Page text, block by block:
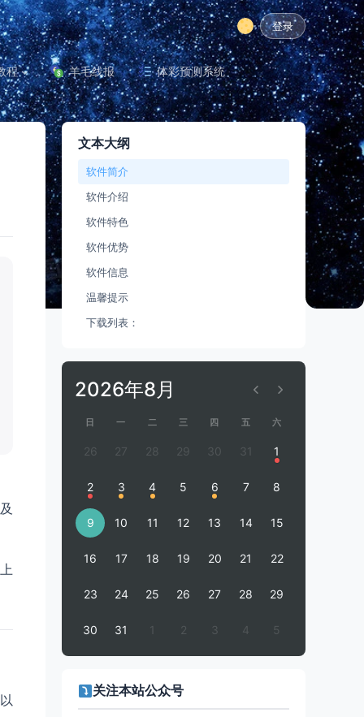
登录
程 羊毛线报 体彩预测系统
文本大纲
软件简介
软件介绍
软件特色
软件优势
软件信息
温馨提示
下载列表：
2026年8月
日 一 二 三 四 五 六
26 27 28 29 30 31 1
2 3 4 5 6 7 8
9 10 11 12 13 14 15
16 17 18 19 20 21 22
23 24 25 26 27 28 29
30 31 1 2 3 4 5
关注本站公众号